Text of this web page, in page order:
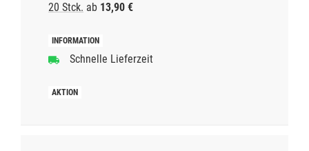
20 Stck. ab 13,90 €
Schnelle Lieferzeit